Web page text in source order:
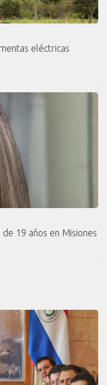
eléctricas
19 años en Misiones